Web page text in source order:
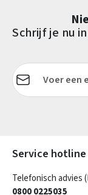
Schrijf je nu
E-mailadres*
Service hotline
Telefonisch advies
0800 0225035